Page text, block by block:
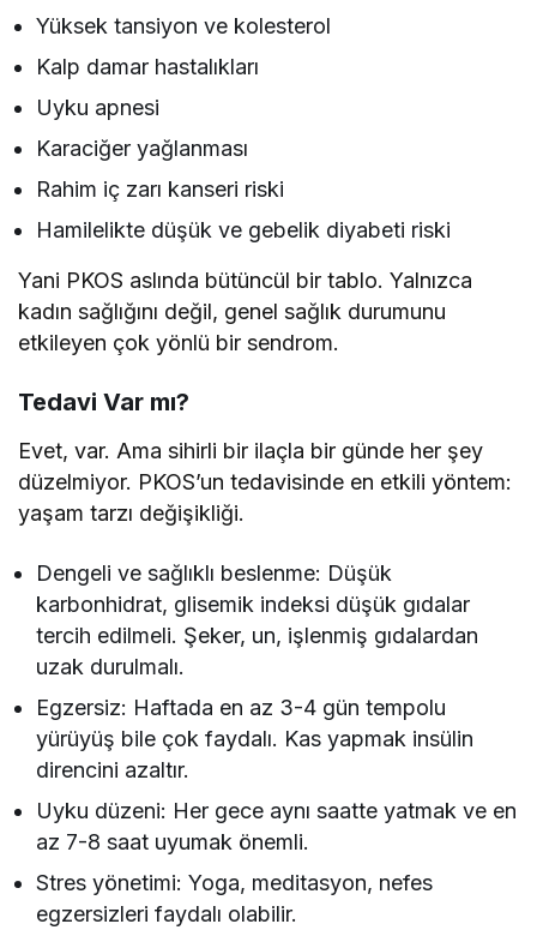
Yüksek tansiyon ve kolesterol
Kalp damar hastalıkları
Uyku apnesi
Karaciğer yağlanması
Rahim iç zarı kanseri riski
Hamilelikte düşük ve gebelik diyabeti riski
Yani PKOS aslında bütüncül bir tablo. Yalnızca
kadın sağlığını değil, genel sağlık durumunu
etkileyen çok yönlü bir sendrom.
Tedavi Var mı?
Evet, var. Ama sihirli bir ilaçla bir günde her şey
düzelmiyor. PKOS’un tedavisinde en etkili yöntem:
yaşam tarzı değişikliği.
Dengeli ve sağlıklı beslenme: Düşük
karbonhidrat, glisemik indeksi düşük gıdalar
tercih edilmeli. Şeker, un, işlenmiş gıdalardan
uzak durulmalı.
Egzersiz: Haftada en az 3-4 gün tempolu
yürüyüş bile çok faydalı. Kas yapmak insülin
direncini azaltır.
Uyku düzeni: Her gece aynı saatte yatmak ve en
az 7-8 saat uyumak önemli.
Stres yönetimi: Yoga, meditasyon, nefes
egzersizleri faydalı olabilir.